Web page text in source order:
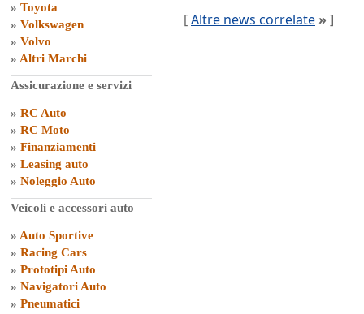
» Toyota
» Volkswagen
» Volvo
» Altri Marchi
Assicurazione e servizi
» RC Auto
» RC Moto
» Finanziamenti
» Leasing auto
» Noleggio Auto
Veicoli e accessori auto
» Auto Sportive
» Racing Cars
» Prototipi Auto
» Navigatori Auto
» Pneumatici
[Altre news correlate » ]